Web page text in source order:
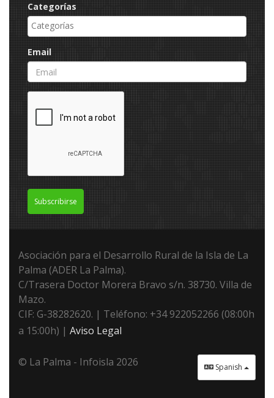
Categorías
Email
Subscribirse
Asociación para el Desarrollo Rural de la Isla de La
Palma (ADER La Palma).
C/Trasera Doctor Morera Bravo s/n. 38730. Villa de
Mazo.
CIF: G-38282620. | Teléfono: +34 922052266 (08:00h
a 15:00h) | Aviso Legal
Spanish
© La Palma - Infoisla 2026